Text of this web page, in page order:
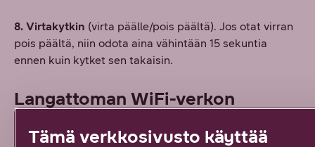
8. Virtakytkin (virta päälle/pois päältä). Jos otat virran
pois päältä, niin odota aina vähintään 15 sekuntia
ennen kuin kytket sen takaisin.
Langattoman WiFi-verkon
Tämä verkkosivusto käyttää